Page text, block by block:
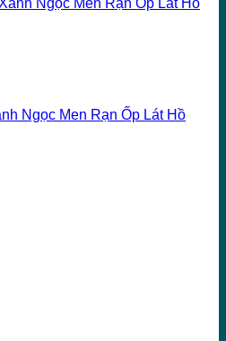
Ngọc Men Rạn Ốp Lát Hồ